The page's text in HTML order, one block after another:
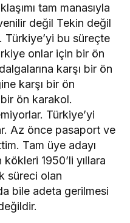
tam manasıyla
değil Tekin değil
Türkiye’yi bu süreçte
onlar için bir ön
karşı bir ön
karşı bir ön
ön karakol.
Türkiye’yi
Az önce pasaport ve
Tam üye adayı
kökleri 1950’li yıllara
süreci olan
bile adeta gerilmesi